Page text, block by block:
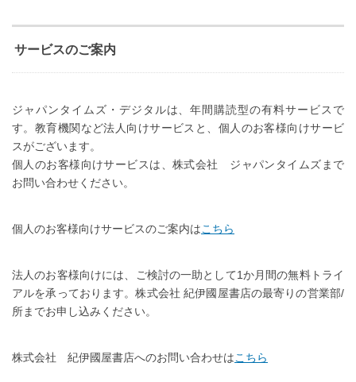
サービスのご案内
ジャパンタイムズ・デジタルは、年間購読型の有料サービスで
す。教育機関など法人向けサービスと、個人のお客様向けサービ
スがございます。
個人のお客様向けサービスは、株式会社 ジャパンタイムズまで
お問い合わせください。
個人のお客様向けサービスのご案内はこちら
法人のお客様向けには、ご検討の一助として1か月間の無料トライ
アルを承っております。株式会社 紀伊國屋書店の最寄りの営業部/
所までお申し込みください。
株式会社 紀伊國屋書店へのお問い合わせはこちら